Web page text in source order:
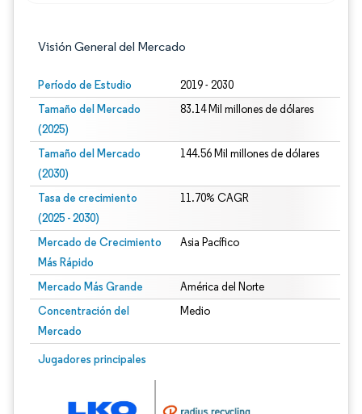
Visión General del Mercado
Período de Estudio 2019 - 2030
Tamaño del Mercado
(2025)
83.14 Mil millones de dólares
Tamaño del Mercado
(2030)
144.56 Mil millones de dólares
Tasa de crecimiento
(2025 - 2030)
11.70% CAGR
Mercado de Crecimiento
Más Rápido
Asia Pacífico
Mercado Más Grande América del Norte
Concentración del
Mercado
Medio
Jugadores principales
Imagen © Mordor Intelligence. El uso requiere atribución según CC BY 4.0.